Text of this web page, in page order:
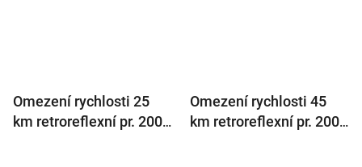
Omezení rychlosti 25
km retroreflexní pr. 200
Omezení rychlosti 45
km retroreflexní pr. 200